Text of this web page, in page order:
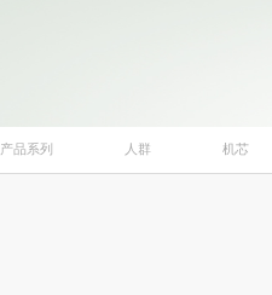
产品系列 人群 机芯